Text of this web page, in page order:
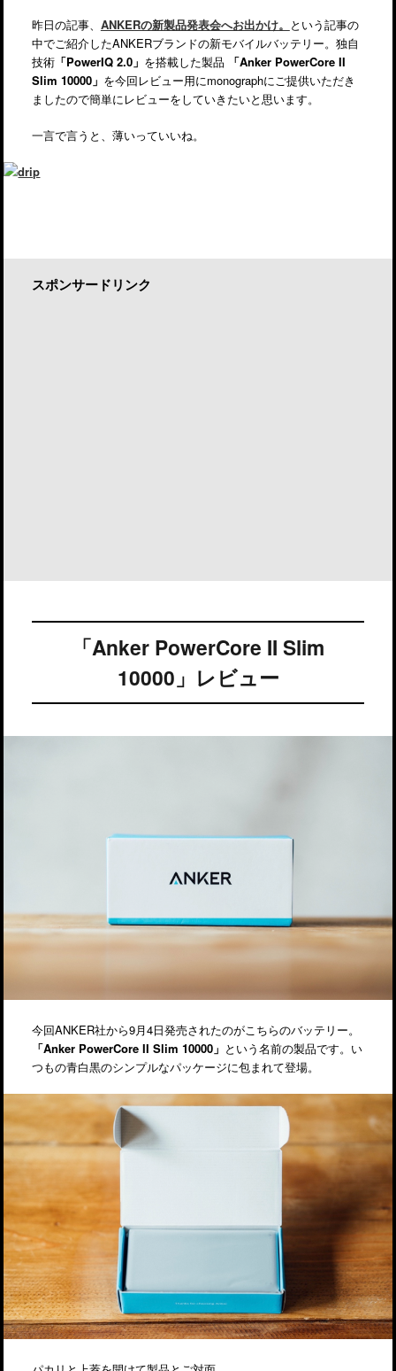
昨日の記事、 ANKERの新製品発表会へお出かけ。 という記事の
中でご紹介したANKERブランドの新モバイルバッテリー。独自
技術「PowerIQ 2.0」 を搭載した製品 「Anker PowerCore II
Slim 10000」 を今回レビュー用にmonographにご提供いただき
ましたので簡単にレビューをしていきたいと思います。
一言で言うと、薄いっていいね。
スポンサードリンク
「Anker PowerCore II Slim
10000」レビュー
今回ANKER社から9月4日発売されたのがこちらのバッテリー。
「Anker PowerCore II Slim 10000」 という名前の製品です。い
つもの青白黒のシンプルなパッケージに包まれて登場。